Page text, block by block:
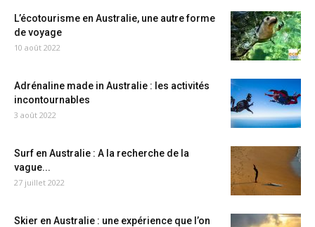
L’écotourisme en Australie, une autre forme
de voyage
10 août 2022
Adrénaline made in Australie : les activités
incontournables
3 août 2022
Surf en Australie : A la recherche de la
vague...
27 juillet 2022
Skier en Australie : une expérience que l’on